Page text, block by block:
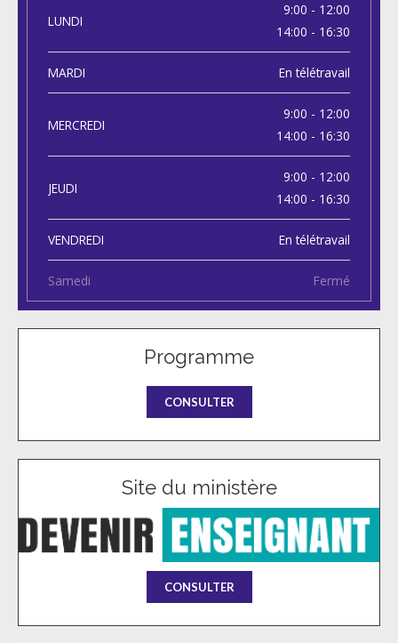
LUNDI
9:00 - 12:00
14:00 - 16:30
MARDI En télétravail
MERCREDI
9:00 - 12:00
14:00 - 16:30
JEUDI
9:00 - 12:00
14:00 - 16:30
VENDREDI En télétravail
Samedi Fermé
Programme
CONSULTER
Site du ministère
CONSULTER